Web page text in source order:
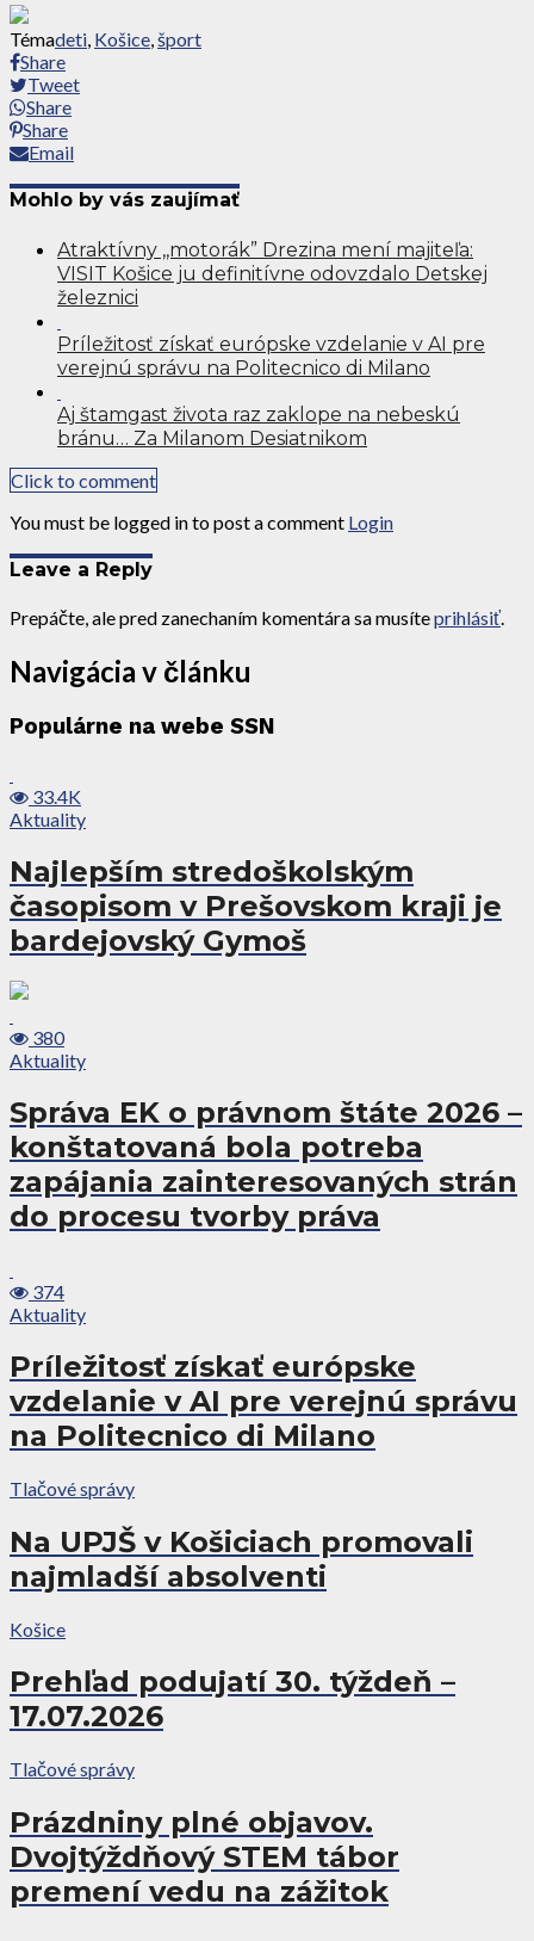
Témadeti, Košice,šport
Share
Tweet
Share
Share
Email
Mohlo by vás zaujímať
Atraktívny ,,motorák” Drezina mení majiteľa:
VISIT Košice ju definitívne odovzdalo Detskej
železnici
Príležitosť získať európske vzdelanie v AI pre
verejnú správu na Politecnico di Milano
Aj štamgast života raz zaklope na nebeskú
bránu… Za Milanom Desiatnikom
Click to comment
You must be logged in to post a comment Login
Leave a Reply
Prepáčte, ale pred zanechaním komentára sa musíteprihlásiť.
Navigácia v článku
Populárne na webe SSN
33.4K
Aktuality
Najlepším stredoškolským
časopisom v Prešovskom kraji je
bardejovský Gymoš
380
Aktuality
Správa EK o právnom štáte 2026 –
konštatovaná bola potreba
zapájania zainteresovaných strán
do procesu tvorby práva
374
Aktuality
Príležitosť získať európske
vzdelanie v AI pre verejnú správu
na Politecnico di Milano
Tlačové správy
Na UPJŠ v Košiciach promovali
najmladší absolventi
Košice
Prehľad podujatí 30. týždeň –
17.07.2026
Tlačové správy
Prázdniny plné objavov.
Dvojtýždňový STEM tábor
premení vedu na zážitok